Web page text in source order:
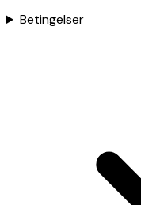
Betingelser